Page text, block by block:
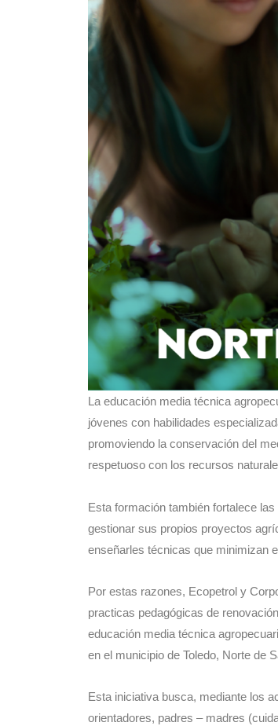
La educación media técnica
jóvenes con habilidades
promoviendo la conservación del
respetuoso con los recursos
Esta formación también fortalece
gestionar sus propios proyectos
enseñarles técnicas que minimizan
Por estas razones, Ecopetrol y
practicas pedagógicas de
educación media técnica
en el municipio de Toledo, Norte de
Esta iniciativa busca, mediante los
orientadores, padres – madres